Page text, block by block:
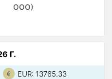
ООО)
Г.
EUR: 13765.33